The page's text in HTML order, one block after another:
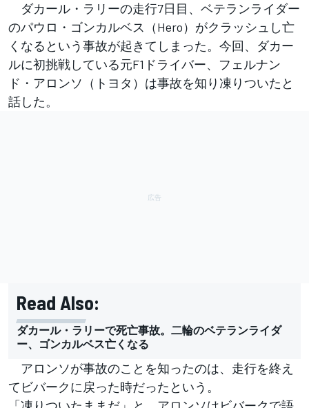
ダカール・ラリーの走行7日目、ベテランライダー
のパウロ・ゴンカルベス（Hero）がクラッシュし亡
くなるという事故が起きてしまった。今回、ダカー
ルに初挑戦している元F1ドライバー、フェルナン
ド・アロンソ（トヨタ）は事故を知り凍りついたと
話した。
Read Also:
ダカール・ラリーで死亡事故。二輪のベテランライダ
ー、ゴンカルベス亡くなる
アロンソが事故のことを知ったのは、走行を終え
てビバークに戻った時だったという。